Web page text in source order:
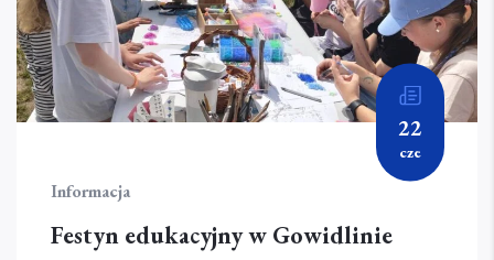
22
cze
Informacja
Festyn edukacyjny w Gowidlinie